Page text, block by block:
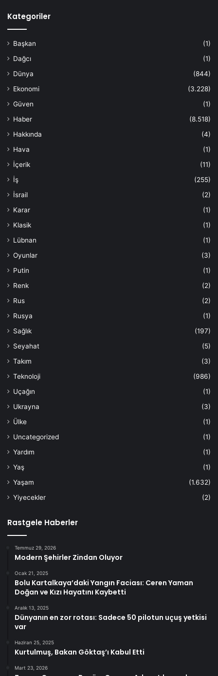
Kategoriler
Başkan
(1)
Dağcı
(1)
Dünya
(844)
Ekonomi
(3.228)
Güven
(1)
Haber
(8.518)
Hakkında
(4)
Hava
(1)
İçerik
(11)
İş
(255)
İsrail
(2)
Karar
(1)
Klasik
(1)
Lübnan
(1)
Oyunlar
(3)
Putin
(1)
Renk
(2)
Rus
(2)
Rusya
(1)
Sağlık
(197)
Seyahat
(5)
Takım
(3)
Teknoloji
(986)
Uçağın
(1)
Ukrayna
(3)
Ülke
(1)
Uncategorized
(1)
Yardım
(1)
Yaş
(1)
Yaşam
(1.632)
Yiyecekler
(2)
Rastgele Haberler
Temmuz 29, 2026
Modern Şehirler Zindan Oluyor
Ocak 21, 2025
Bolu Kartalkaya’daki Yangın Faciası: Ceren Yaman
Doğan ve Kızı Hayatını Kaybetti
Aralık 13, 2025
Dünyanın en zor rotası: Sadece 50 pilotun uçuş yetkisi
var
Haziran 25, 2025
Kurtulmuş, Bakan Göktaş’ı Kabul Etti
Mart 23, 2026